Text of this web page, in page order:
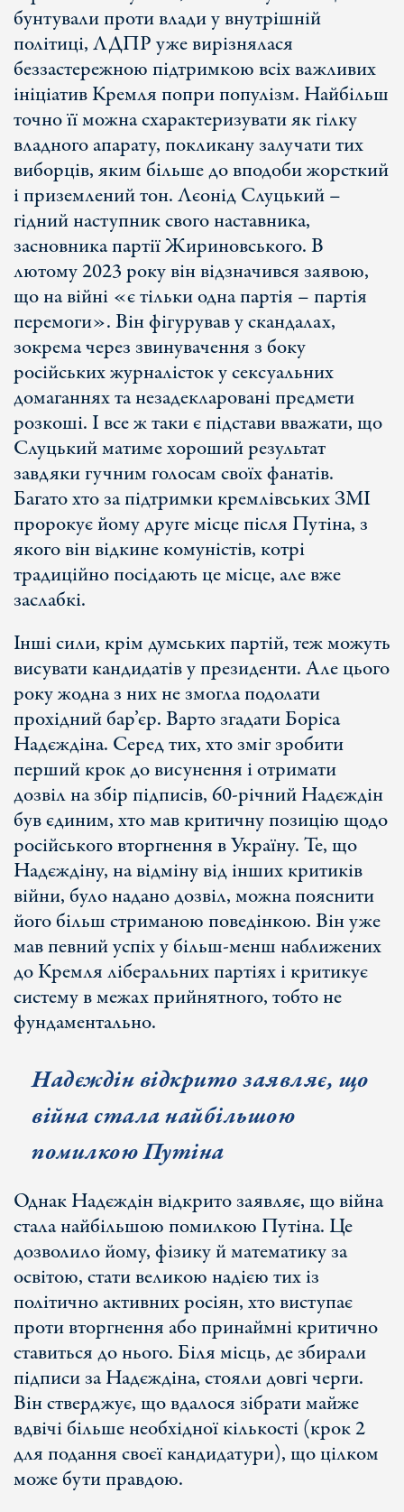
бунтували проти влади у внутрішній
політиці, ЛДПР уже вирізнялася
беззастережною підтримкою всіх важливих
ініціатив Кремля попри популізм. Найбільш
точно її можна схарактеризувати як гілку
владного апарату, покликану залучати тих
виборців, яким більше до вподоби жорсткий
і приземлений тон. Лєонід Слуцький –
гідний наступник свого наставника,
засновника партії Жириновського. В
лютому 2023 року він відзначився заявою,
що на війні «є тільки одна партія – партія
перемоги». Він фігурував у скандалах,
зокрема через звинувачення з боку
російських журналісток у сексуальних
домаганнях та незадекларовані предмети
розкоші. І все ж таки є підстави вважати, що
Слуцький матиме хороший результат
завдяки гучним голосам своїх фанатів.
Багато хто за підтримки кремлівських ЗМІ
пророкує йому друге місце після Путіна, з
якого він відкине комуністів, котрі
традиційно посідають це місце, але вже
заслабкі.
Інші сили, крім думських партій, теж можуть
висувати кандидатів у президенти. Але цього
року жодна з них не змогла подолати
прохідний бар’єр. Варто згадати Боріса
Надєждіна. Серед тих, хто зміг зробити
перший крок до висунення і отримати
дозвіл на збір підписів, 60-річний Надєждін
був єдиним, хто мав критичну позицію щодо
російського вторгнення в Україну. Те, що
Надєждіну, на відміну від інших критиків
війни, було надано дозвіл, можна пояснити
його більш стриманою поведінкою. Він уже
мав певний успіх у більш-менш наближених
до Кремля ліберальних партіях і критикує
систему в межах прийнятного, тобто не
фундаментально.
Надєждін відкрито заявляє, що
війна стала найбільшою
помилкою Путіна
Однак Надєждін відкрито заявляє, що війна
стала найбільшою помилкою Путіна. Це
дозволило йому, фізику й математику за
освітою, стати великою надією тих із
політично активних росіян, хто виступає
проти вторгнення або принаймні критично
ставиться до нього. Біля місць, де збирали
підписи за Надєждіна, стояли довгі черги.
Він стверджує, що вдалося зібрати майже
вдвічі більше необхідної кількості (крок 2
для подання своєї кандидатури), що цілком
може бути правдою.